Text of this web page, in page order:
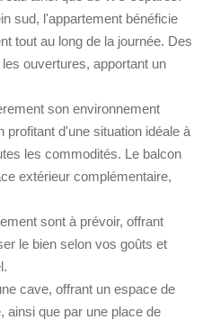
sud, l'appartement bénéficie
tout au long de la journée. Des
ouvertures, apportant un
son environnement
profitant d'une situation idéale à
les commodités. Le balcon
extérieur complémentaire,
sont à prévoir, offrant
le bien selon vos goûts et
cave, offrant un espace de
ainsi que par une place de